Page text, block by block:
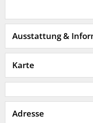
Ausstattung &
Karte
Adresse